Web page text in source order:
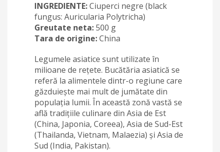
INGREDIENTE:Ciuperci negre (black
fungus: Auricularia Polytricha)
Greutate neta:500 g
Tara de origine:China
Legumele asiatice sunt utilizate în
milioane de rețete. Bucătăria asiatică se
referă la alimentele dintr-o regiune care
găzduiește mai mult de jumătate din
populația lumii. În această zonă vastă se
află tradițiile culinare din Asia de Est
(China, Japonia, Coreea), Asia de Sud-Est
(Thailanda, Vietnam, Malaezia) și Asia de
Sud (India, Pakistan).